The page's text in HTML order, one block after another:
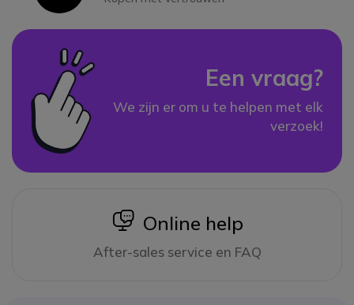
Een vraag?
We zijn er om u te helpen met elk
verzoek!
icon
Online help
After-sales service en FAQ